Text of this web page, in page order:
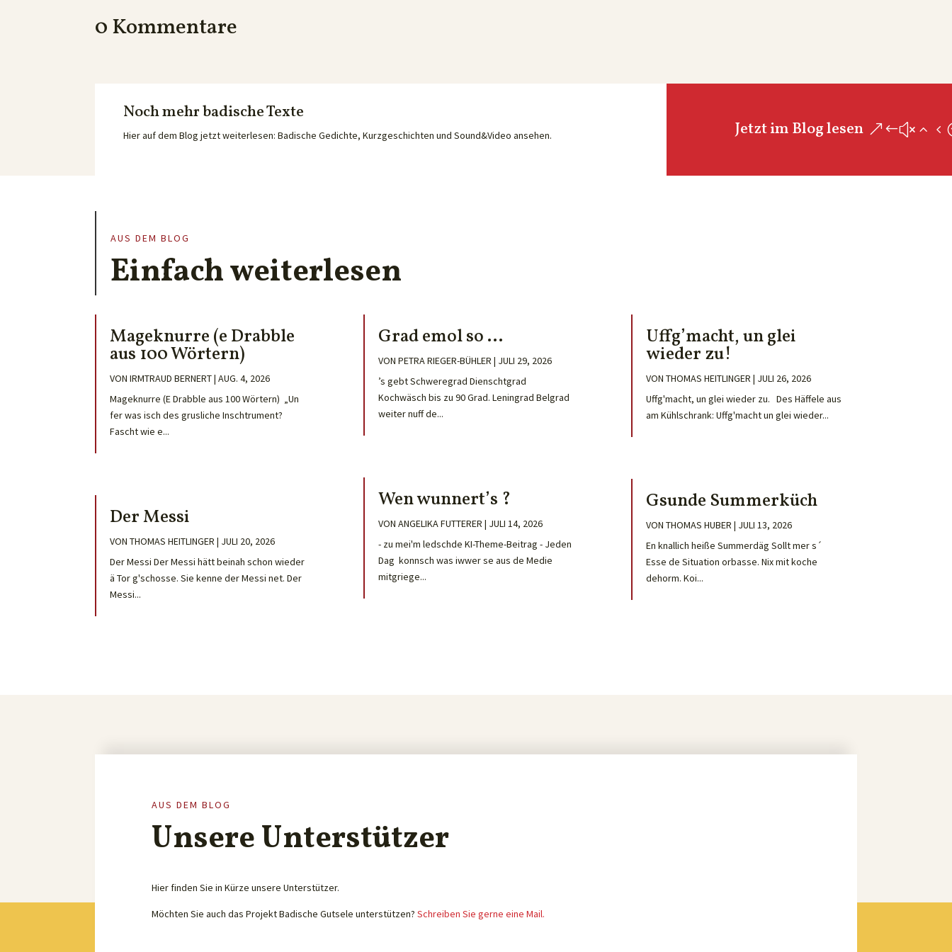
0 Kommentare
Noch mehr badische Texte
Hier auf dem Blog jetzt weiterlesen: Badische Gedichte, Kurzgeschichten und Sound&Video ansehen. Jetzt im Blog lesen
AUS DEM BLOG
Einfach weiterlesen
Mageknurre (e Drabble
aus 100 Wörtern)
VONIRMTRAUD BERNERT|AUG. 4, 2026
Mageknurre (E Drabble aus 100 Wörtern) „Un
fer was isch des grusliche Inschtrument?
Fascht wie e...
Der Messi
VONTHOMAS HEITLINGER | JULI 20, 2026
Der Messi Der Messi hätt beinah schon wieder
ä Tor g'schosse. Sie kenne der Messi net. Der
Messi...
Grad emol so …
VON PETRA RIEGER-BÜHLER | JULI 29, 2026
’s gebt Schweregrad Dienschtgrad
Kochwäsch bis zu 90 Grad. Leningrad Belgrad
weiter nuff de...
Wen wunnert’s ?
VON ANGELIKA FUTTERER | JULI 14, 2026
- zu mei'm ledschde KI-Theme-Beitrag - Jeden
Dag konnsch was iwwer se aus de Medie
mitgriege...
Uffg’macht, un glei
wieder zu!
VON THOMAS HEITLINGER | JULI 26, 2026
Uffg'macht, un glei wieder zu. Des Häffele aus
am Kühlschrank: Uffg'macht un glei wieder...
Gsunde Summerküch
VON THOMAS HUBER | JULI 13, 2026
En knallich heiße Summerdäg Sollt mer s´
Esse de Situation orbasse. Nix mit koche
dehorm. Koi...
AUS DEM BLOG
Unsere Unterstützer
Hier finden Sie in Kürze unsere Unterstützer.
Möchten Sie auch das Projekt Badische Gutsele unterstützen?Schreiben Sie gerne eine Mail.